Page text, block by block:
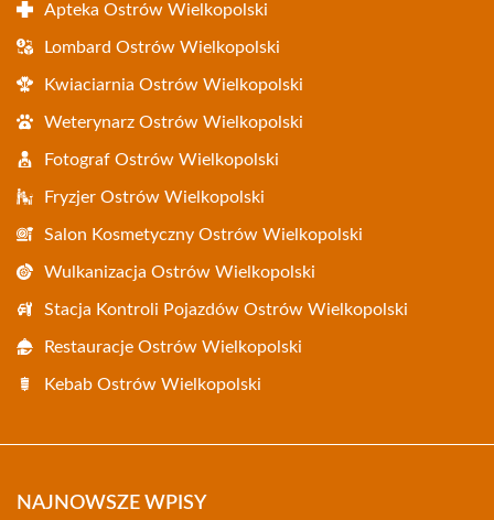
Apteka Ostrów Wielkopolski
Lombard Ostrów Wielkopolski
Kwiaciarnia Ostrów Wielkopolski
Weterynarz Ostrów Wielkopolski
Fotograf Ostrów Wielkopolski
Fryzjer Ostrów Wielkopolski
Salon Kosmetyczny Ostrów Wielkopolski
Wulkanizacja Ostrów Wielkopolski
Stacja Kontroli Pojazdów Ostrów Wielkopolski
Restauracje Ostrów Wielkopolski
Kebab Ostrów Wielkopolski
NAJNOWSZE WPISY